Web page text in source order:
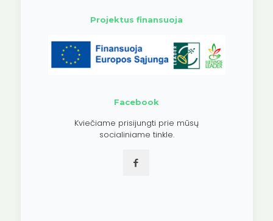
Projektus finansuoja
Facebook
Kviečiame prisijungti prie mūsų
socialiniame tinkle.